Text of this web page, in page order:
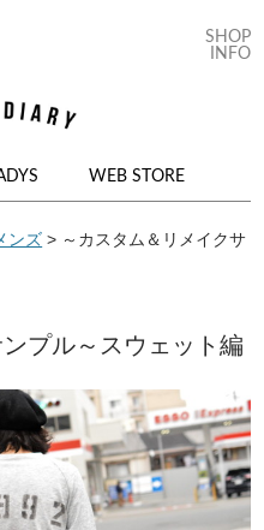
SHOP
INFO
ンテンツへ移動WEB STORE
ンズ > ～カスタム＆リメイクサ
プル～スウェット編